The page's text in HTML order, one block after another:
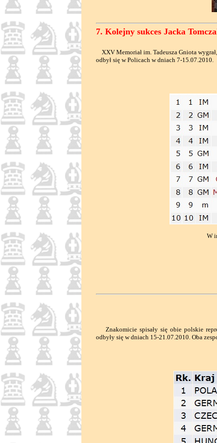
7. Kolejny sukces Jacka
XXV Memoriał im. Tadeusza Gniota
odbył się w Policach w dniach 7-15.07.2010.
W
Znakomicie spisały się obie polskie
odbyły się w dniach 15-21.07.2010. Oba